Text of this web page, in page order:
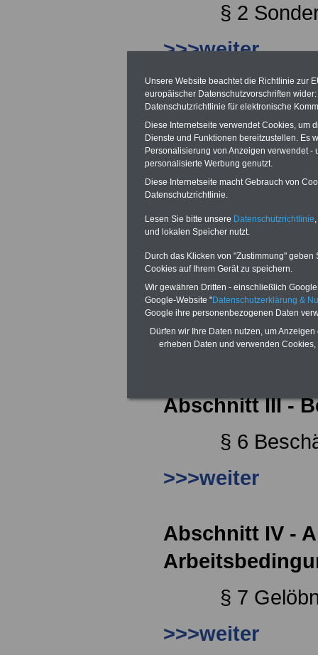
§ 2
>>>weiter
§ 3
>>>weiter
Abschnitt II -
§ 4
>>>weiter
§ 5
>>>weiter
Abschnitt III -
§ 6
>>>weiter
Abschnitt IV -
§ 7
>>>weiter
Unsere Website beachtet die Richtlinie zur
europäischer Datenschutzvorschriften
Datenschutzrichtlinie für elektronische
Diese Internetseite verwendet Cookies, um
Dienste und Funktionen bereitzustellen. Es
Personalisierung von Anzeigen verwendet
personalisierte Werbung genutzt.
Diese Internetseite macht Gebrauch von
Datenschutzrichtlinie.
Lesen Sie bitte unsere Datenschutzrichtlinie
und lokalen Speicher nutzt.
Durch das Klicken von "Zustimmung"
Cookies auf Ihrem Gerät zu speichern.
Wir gewähren Dritten - einschließlich
Google-Website "Datenschutzerklärung &
Google ihre personenbezogenen Daten
Dürfen wir Ihre Daten nutzen, um
erheben Daten und verwenden